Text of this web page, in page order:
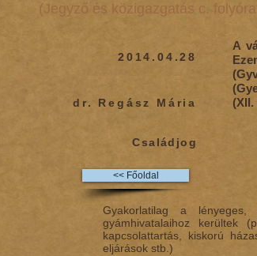
2014.04.28
dr. Regász Mária
Családjog
Gyakorlatilag a
gyámhivatalaihoz kerültek
kapcsolattartás, kiskorú
eljárások stb.)
(Jegyző és közigazgatás c.
A
<< Főoldal